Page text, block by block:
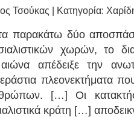
Τσούκας | Κατηγορία:
παρακάτω δύο
χωρών, το
απέδειξε την
πλεονεκτήματα
[…] Oι
κράτη […]